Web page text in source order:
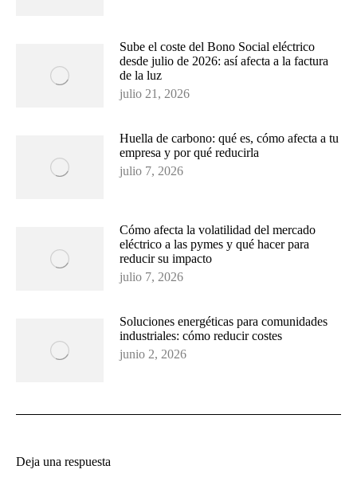
Sube el coste del Bono Social eléctrico
desde julio de 2026: así afecta a la factura
de la luz
julio 21, 2026
Huella de carbono: qué es, cómo afecta a tu
empresa y por qué reducirla
julio 7, 2026
Cómo afecta la volatilidad del mercado
eléctrico a las pymes y qué hacer para
reducir su impacto
julio 7, 2026
Soluciones energéticas para comunidades
industriales: cómo reducir costes
junio 2, 2026
Deja una respuesta